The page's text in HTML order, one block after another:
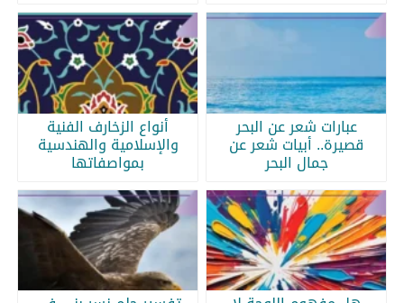
عبارات شعر عن البحر
قصيرة.. أبيات شعر عن
جمال البحر
أنواع الزخارف الفنية
والإسلامية والهندسية
بمواصفاتها